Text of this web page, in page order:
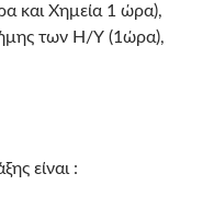
και Χημεία 1 ώρα),
των Η/Υ (1ώρα),
είναι :